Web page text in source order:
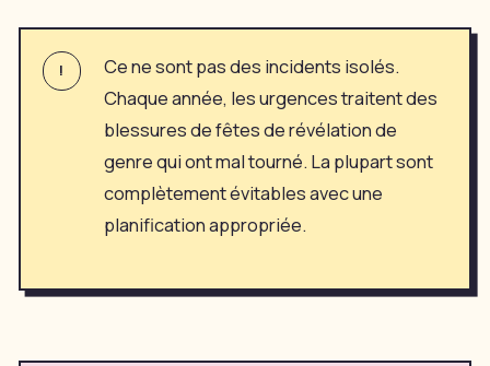
!
Ce ne sont pas des incidents isolés.
Chaque année, les urgences traitent des
blessures de fêtes de révélation de
genre qui ont mal tourné. La plupart sont
complètement évitables avec une
planification appropriée.